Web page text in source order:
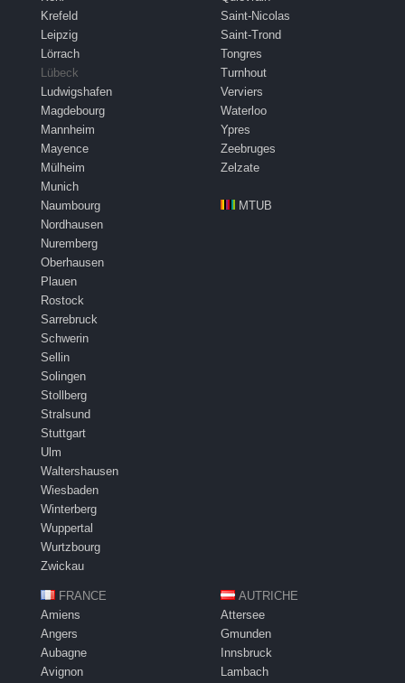
Krefeld
Leipzig
Lörrach
Lübeck
Ludwigshafen
Magdebourg
Mannheim
Mayence
Mülheim
Munich
Naumbourg
Nordhausen
Nuremberg
Oberhausen
Plauen
Rostock
Sarrebruck
Schwerin
Sellin
Solingen
Stollberg
Stralsund
Stuttgart
Ulm
Waltershausen
Wiesbaden
Winterberg
Wuppertal
Wurtzbourg
Zwickau
Saint-Nicolas
Saint-Trond
Tongres
Turnhout
Verviers
Waterloo
Ypres
Zeebruges
Zelzate
MTUB
FRANCE
Amiens
Angers
Aubagne
Avignon
AUTRICHE
Attersee
Gmunden
Innsbruck
Lambach